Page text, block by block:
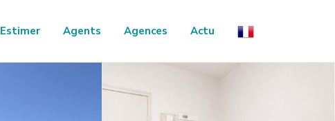
Estimer Agents Agences Actu